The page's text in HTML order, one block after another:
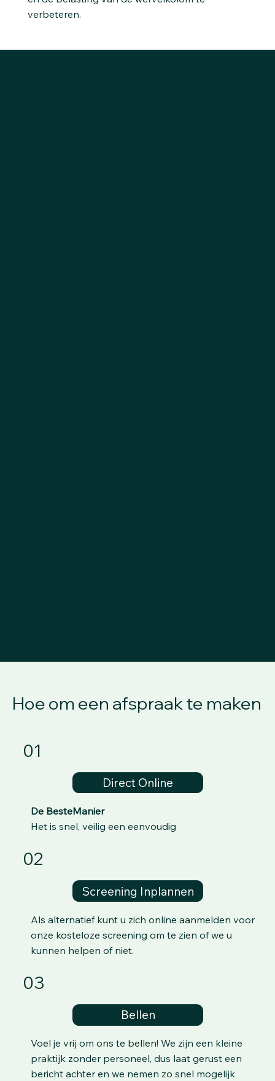
verbeteren.
Hoe om een afspraak te maken
01
Direct Online
De BesteManier
Het is snel, veilig een eenvoudig
02
Screening Inplannen
Als alternatief kunt u zich online aanmelden voor
onze kosteloze screening om te zien of we u
kunnen helpen of niet.
03
Bellen
Voel je vrij om ons te bellen! We zijn een kleine
praktijk zonder personeel, dus laat gerust een
bericht achter en we nemen zo snel mogelijk